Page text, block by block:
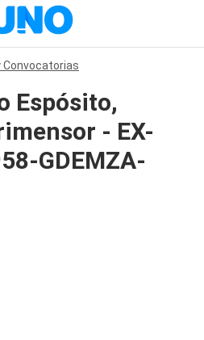
Convocatorias
Espósito,
- EX-
GDEMZA-